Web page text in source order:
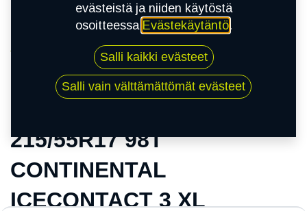
215/55R17 98T CONTINENTAL ICECONTACT 3
215/55R17 98T
CONTINENTAL
ICECONTACT 3 XL
evästeistä ja niiden käytöstä
osoitteessa Evästekäytäntö.
Salli kaikki evästeet
Salli vain välttämättömät evästeet